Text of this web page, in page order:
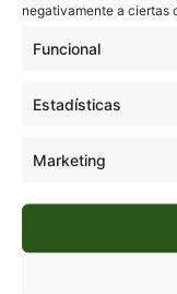
negativamente a ciertas
Funcional
Estadísticas
Marketing